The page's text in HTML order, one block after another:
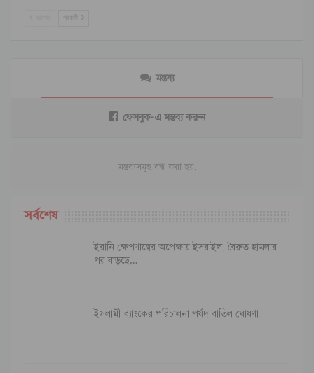
পরবর্তী
মন্তব্য
ফেসবুক-এ মন্তব্য করুন
মন্তব্যসমূহ বন্ধ করা হয়.
সর্বশেষ
ইরানি ক্ষেপণাস্ত্রের অপেক্ষায় ইসরাইল; বৈরুত হামলার
পর বাড়ছে…
ইসলামী ব্যাংকের পরিচালনা পর্ষদ বাতিল ঘোষণা